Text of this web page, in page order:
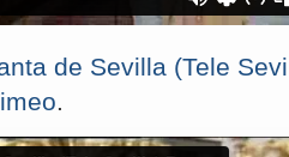
de Sevilla (Tele
.